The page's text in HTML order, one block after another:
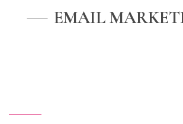
EMAIL